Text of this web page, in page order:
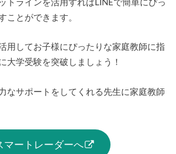
トラインを活用すればLINEで簡単にぴっ
ことができます。
用してお子様にぴったりな家庭教師に指
大学受験を突破しましょう！
なサポートをしてくれる先生に家庭教師
マートレーダーへ